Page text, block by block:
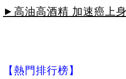
►高油高酒精 加速癌上身
【熱門排行榜】